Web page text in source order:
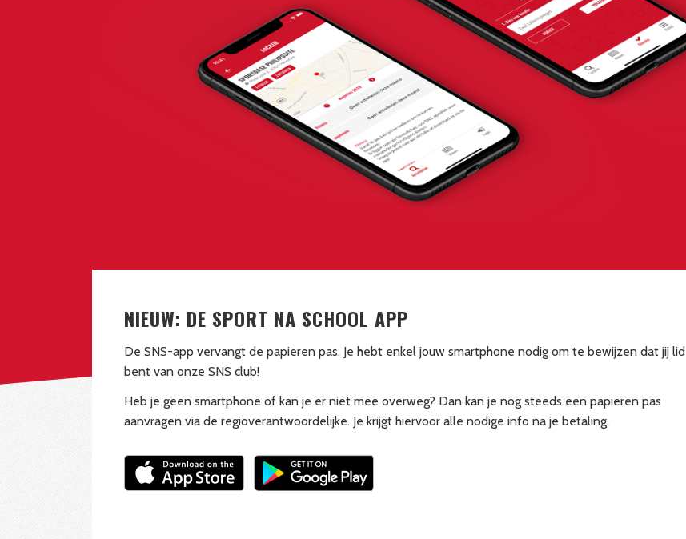
NIEUW: DE SPORT NA SCHOOL APP
De SNS-app vervangt de papieren pas. Je hebt enkel jouw smartphone nodig om te bewijzen dat jij lid
bent van onze SNS club!
Heb je geen smartphone of kan je er niet mee overweg? Dan kan je nog steeds een papieren pas
aanvragen via de regioverantwoordelijke. Je krijgt hiervoor alle nodige info na je betaling.